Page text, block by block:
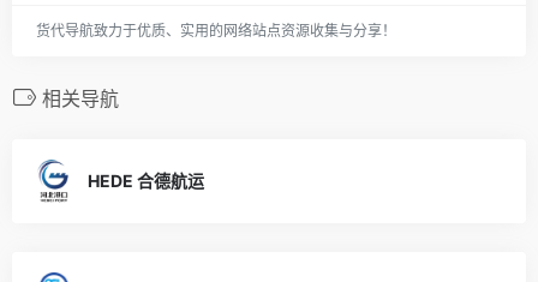
货代导航致力于优质、实用的网络站点资源收集与分享！
相关导航
HEDE 合德航运